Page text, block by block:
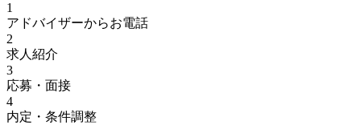
1
アドバイザーからお電話
2
求人紹介
3
応募・面接
4
内定・条件調整